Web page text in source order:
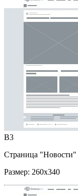
B3
Страница "Новости"
Размер: 260x340